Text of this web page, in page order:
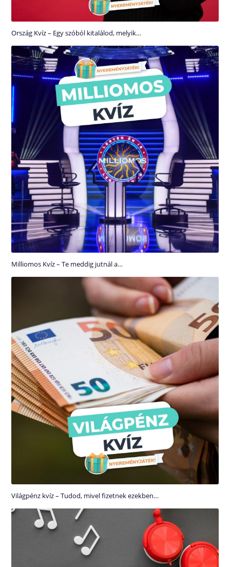
Ország Kvíz – Egy szóból kitalálod, melyik…
Milliomos Kvíz – Te meddig jutnál a…
Világpénz kvíz – Tudod, mivel fizetnek ezekben…